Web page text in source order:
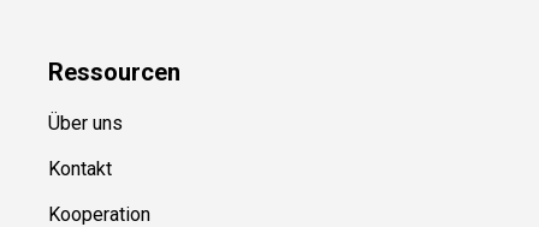
Ressourcen
Über uns
Kontakt
Kooperation